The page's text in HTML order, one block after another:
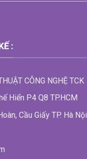
:
CÔNG NGHỆ TCK
Hiển P4 Q8 TP.HCM
Cầu Giấy TP. Hà Nội